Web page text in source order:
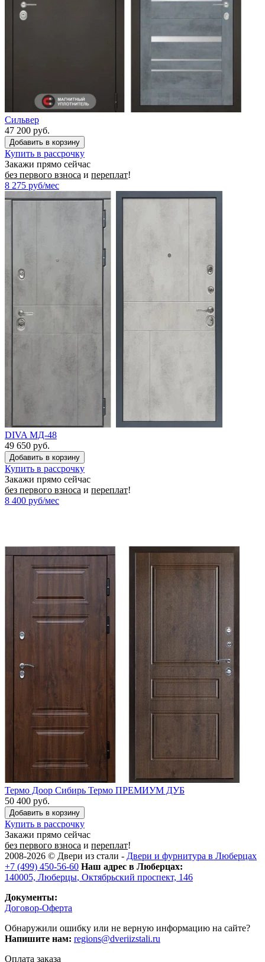
Сильвер
47 200 руб.
Купить в рассрочку
Закажи прямо сейчас
без первого взноса и переплат!
8 275 руб/мес
DIVA МД-48
49 650 руб.
Купить в рассрочку
Закажи прямо сейчас
без первого взноса и переплат!
8 400 руб/мес
Термо Доор Сибирь Термо ПРЕМИУМ ДУБ
50 400 руб.
Купить в рассрочку
Закажи прямо сейчас
без первого взноса и переплат!
2008-2026 © Двери из стали - Двери и фурнитура в Люберцах
+7 (499) 450-56-60 Наш адрес в Люберцах:
140005, Люберцы, Октябрьский проспект, 146
Документы:
Договор-Оферта
Обнаружили ошибку или не верную информацию на сайте?
Напишите нам: regions@dveriizstali.ru
Оплата заказа